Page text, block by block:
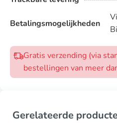
Betalingsmogelijkheden
Gratis verzending (via
bestellingen van meer
Gerelateerde